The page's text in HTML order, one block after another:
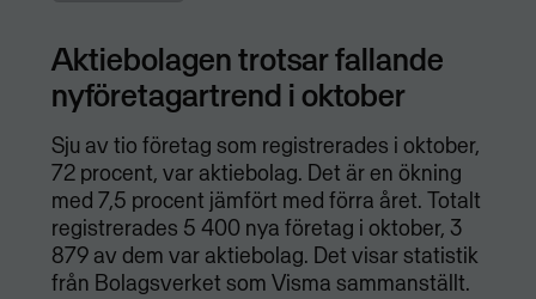
Aktiebolagen trotsar fallande
nyföretagartrend i oktober
Sju av tio företag som registrerades i oktober,
72 procent, var aktiebolag. Det är en ökning
med 7,5 procent jämfört med förra året. Totalt
registrerades 5 400 nya företag i oktober, 3
879 av dem var aktiebolag. Det visar statistik
från Bolagsverket som Visma sammanställt.